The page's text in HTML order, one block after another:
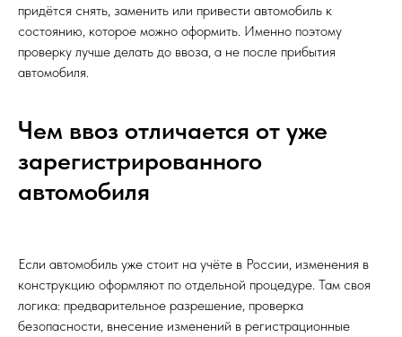
придётся снять, заменить или привести автомобиль к
состоянию, которое можно оформить. Именно поэтому
проверку лучше делать до ввоза, а не после прибытия
автомобиля.
Чем ввоз отличается от уже
зарегистрированного
автомобиля
Если автомобиль уже стоит на учёте в России, изменения в
конструкцию оформляют по отдельной процедуре. Там своя
логика: предварительное разрешение, проверка
безопасности, внесение изменений в регистрационные